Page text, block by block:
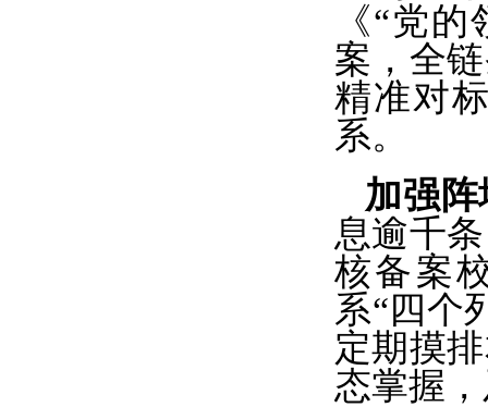
《“党的
案，全
精准对
系。
加强
息逾千
核备案
系“四个
定期摸
态掌握